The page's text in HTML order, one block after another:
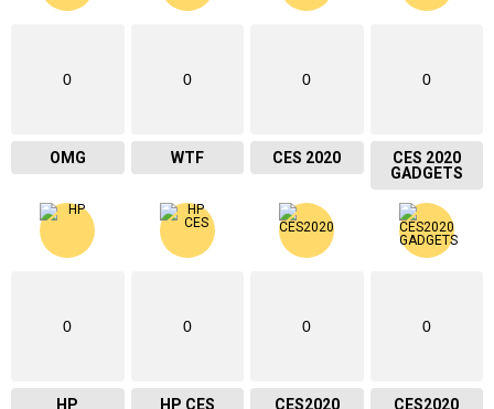
0
OMG
0
WTF
0
CES 2020
0
CES 2020
GADGETS
0
HP
0
HP CES
0
CES2020
0
CES2020